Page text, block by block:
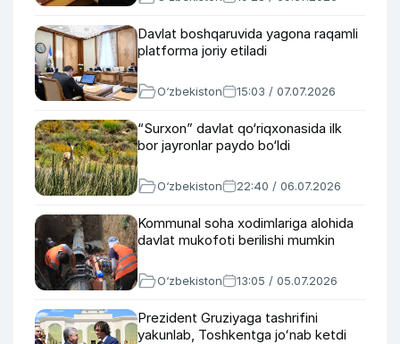
Davlat boshqaruvida yagona raqamli
platforma joriy etiladi
O‘zbekiston 15:03 / 07.07.2026
“Surxon” davlat qo‘riqxonasida ilk
bor jayronlar paydo bo‘ldi
O‘zbekiston 22:40 / 06.07.2026
Kommunal soha xodimlariga alohida
davlat mukofoti berilishi mumkin
O‘zbekiston 13:05 / 05.07.2026
Prezident Gruziyaga tashrifini
yakunlab, Toshkentga joʻnab ketdi